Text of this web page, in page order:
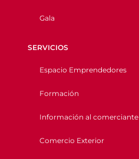
Gala
SERVICIOS
Espacio Emprendedores
Formación
Información al comerciante
Comercio Exterior